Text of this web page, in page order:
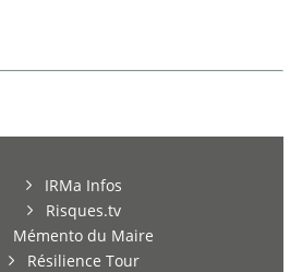
IRMa Infos
Risques.tv
Mémento du Maire
Résilience Tour